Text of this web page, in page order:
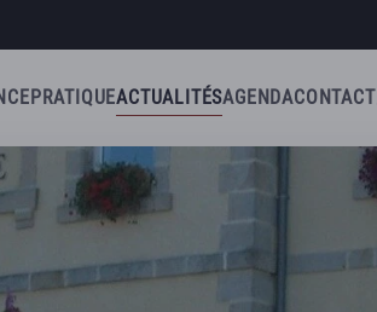
PRATIQUEACTUALITÉSAGENDACONTACT